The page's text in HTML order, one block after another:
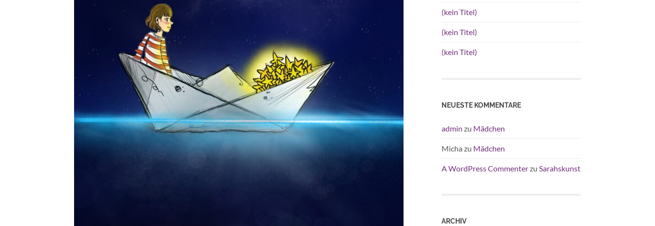
(kein Titel)
(kein Titel)
(kein Titel)
NEUESTE KOMMENTARE
admin zu Mädchen
Micha zu Mädchen
A WordPress Commenterzu Sarahskunst
ARCHIV